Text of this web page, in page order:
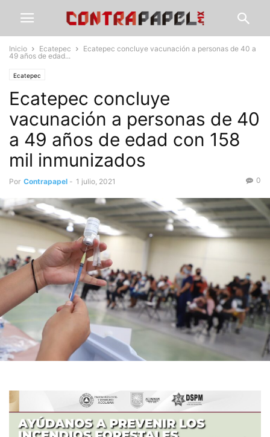
Inicio Ecatepec
Ecatepec concluye vacunación a personas de 40 a
49 años de edad...
Ecatepec
Ecatepec concluye
vacunación a personas de 40
a 49 años de edad con 158
mil inmunizados
Por Contrapapel - 1 julio, 2021 0